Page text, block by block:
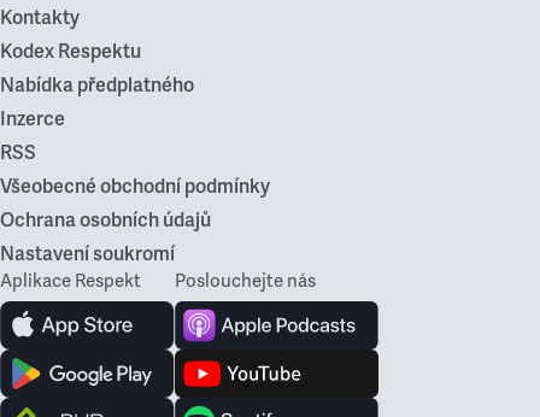
Kontakty
Kodex Respektu
Nabídka předplatného
Inzerce
RSS
Všeobecné obchodní podmínky
Ochrana osobních údajů
Nastavení soukromí
Aplikace Respekt Poslouchejte nás